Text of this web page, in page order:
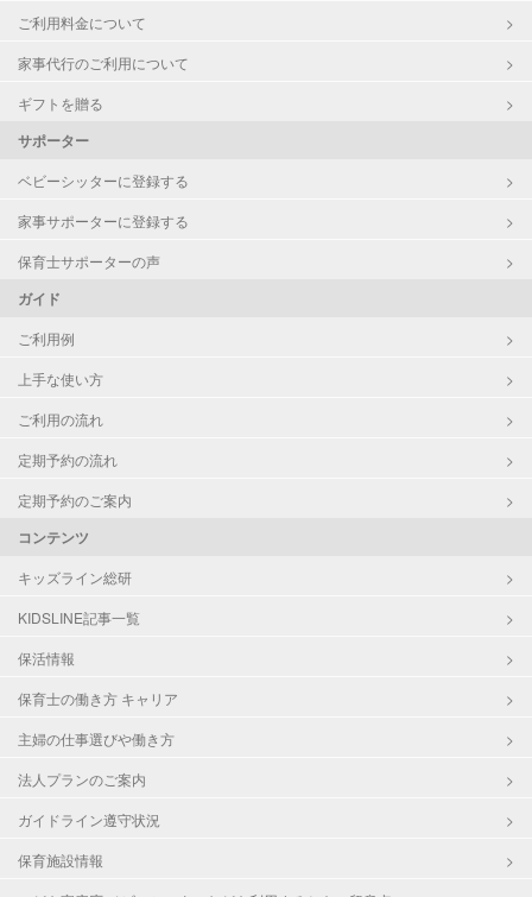
ご利用料金について
家事代行のご利用について
ギフトを贈る
サポーター
ベビーシッターに登録する
家事サポーターに登録する
保育士サポーターの声
ガイド
ご利用例
上手な使い方
ご利用の流れ
定期予約の流れ
定期予約のご案内
コンテンツ
キッズライン総研
KIDSLINE記事一覧
保活情報
保育士の働き方 キャリア
主婦の仕事選びや働き方
法人プランのご案内
ガイドライン遵守状況
保育施設情報